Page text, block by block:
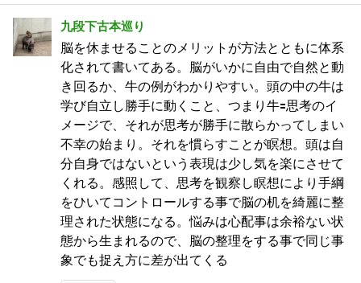
九段下古本巡り
脳を休ませることのメリットが方法とともに体系
化されて書いてある。脳がいかに自由で自然と動
き回るか、牛の例がわかりやすい。頭の中の牛は
学び自立し勝手に動くこと、つまり牛🟰思考のイ
メージで、それが思考が勝手に散らかってしまい
不幸の始まり。それを慣らすことが瞑想。頭は自
分自身ではないという表現は少し気を楽にさせて
くれる。感照して、思考を観察し瞑想により手綱
をひいてコントロールする事で脳の机を綺麗に整
理された状態になる。悩みは心配事は余裕ない状
態から生まれるので、脳の整理をする事で同じ事
象でも捉え方に差が出てくる